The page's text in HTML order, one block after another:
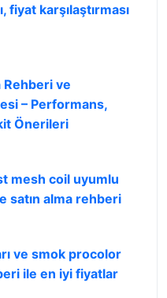
fiyat karşılaştırması
Rehberi ve
– Performans,
Önerileri
mesh coil uyumlu
satın alma rehberi
ve smok procolor
ile en iyi fiyatlar